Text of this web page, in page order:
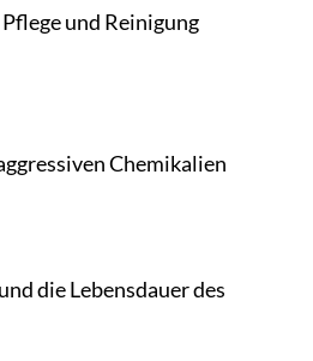
und Reinigung
Chemikalien
die Lebensdauer des